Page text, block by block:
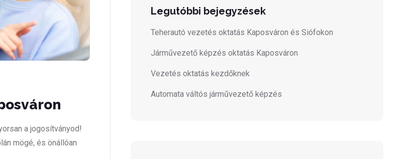
a jogosítványod!
mögé, és önállóan
Legutóbbi bejegyzések
Teherautó vezetés oktatás Kaposváron és Siófokon
Járművezető képzés oktatás Kaposváron
Vezetés oktatás kezdőknek
Automata váltós járművezető képzés